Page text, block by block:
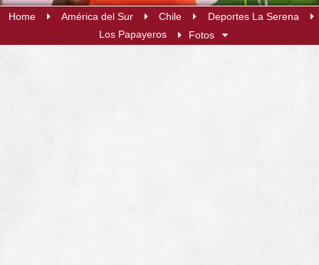
Home América del Sur Chile
Deportes La Serena
Los Papayeros
Fotos